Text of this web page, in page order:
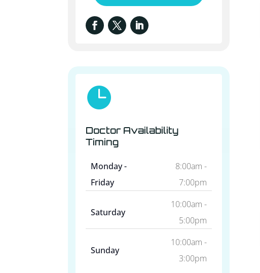

Doctor Availability
Timing
Monday -
Friday
8:00am -
7:00pm
Saturday
10:00am -
5:00pm
Sunday
10:00am -
3:00pm